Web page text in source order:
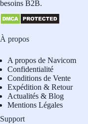
besoins B2B.
À propos
A propos de Navicom
Confidentialité
Conditions de Vente
Expédition & Retour
Actualités & Blog
Mentions Légales
Support